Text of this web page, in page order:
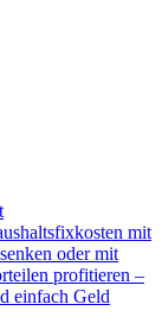
mit
oder mit
profitieren –
einfach Geld